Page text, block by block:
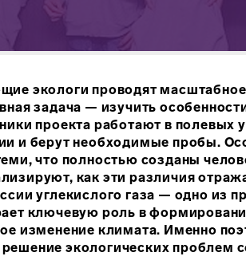
экологи проводят
задача — изучить
проекта работают в
и берут необходимые пробы.
что полностью созданы
как эти различия
углекислого газа — одно из
ключевую роль в
изменение климата. Именно
экологических проблем